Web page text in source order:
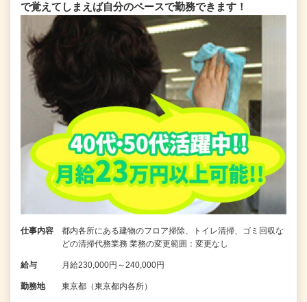
で覚えてしまえば自分のペースで勤務できます！
仕事内容
都内各所にある建物のフロア掃除、トイレ清掃、ゴミ回収な
どの清掃代務業務 業務の変更範囲：変更なし
給与 月給230,000円～240,000円
勤務地 東京都（東京都内各所）